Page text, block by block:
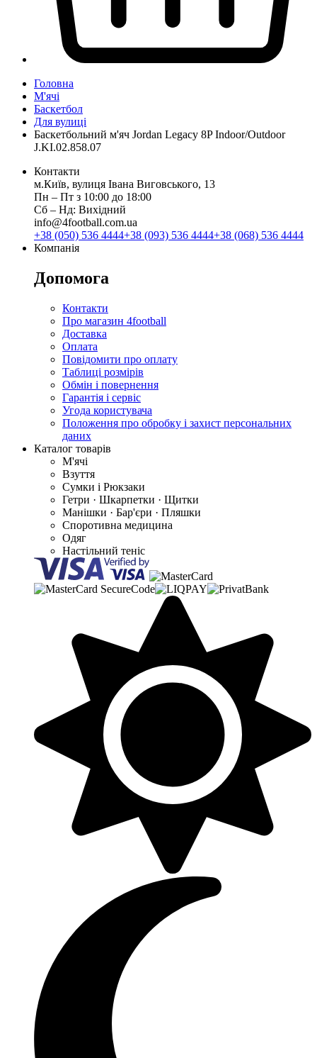
Головна
М'ячі
Баскетбол
Для вулиці
Баскетбольний м'яч Jordan Legacy 8P Indoor/Outdoor
J.KI.02.858.07
Контакти
м.Київ, вулиця Івана Виговського, 13
Пн ‒ Пт з 10:00 до 18:00
Сб ‒ Нд: Вихідний
info@4football.com.ua
+38 (050) 536 4444+38 (093) 536 4444+38 (068) 536 4444
Компанія
Допомога
Контакти
Про магазин 4football
Доставка
Оплата
Повідомити про оплату
Таблиці розмірів
Обмін і повернення
Гарантія і сервіс
Угода користувача
Положення про обробку і захист персональних
даних
Каталог товарів
М'ячі
Взуття
Сумки і Рюкзаки
Гетри · Шкарпетки · Щитки
Манішки · Бар'єри · Пляшки
Споротивна медицина
Одяг
Настільний теніс